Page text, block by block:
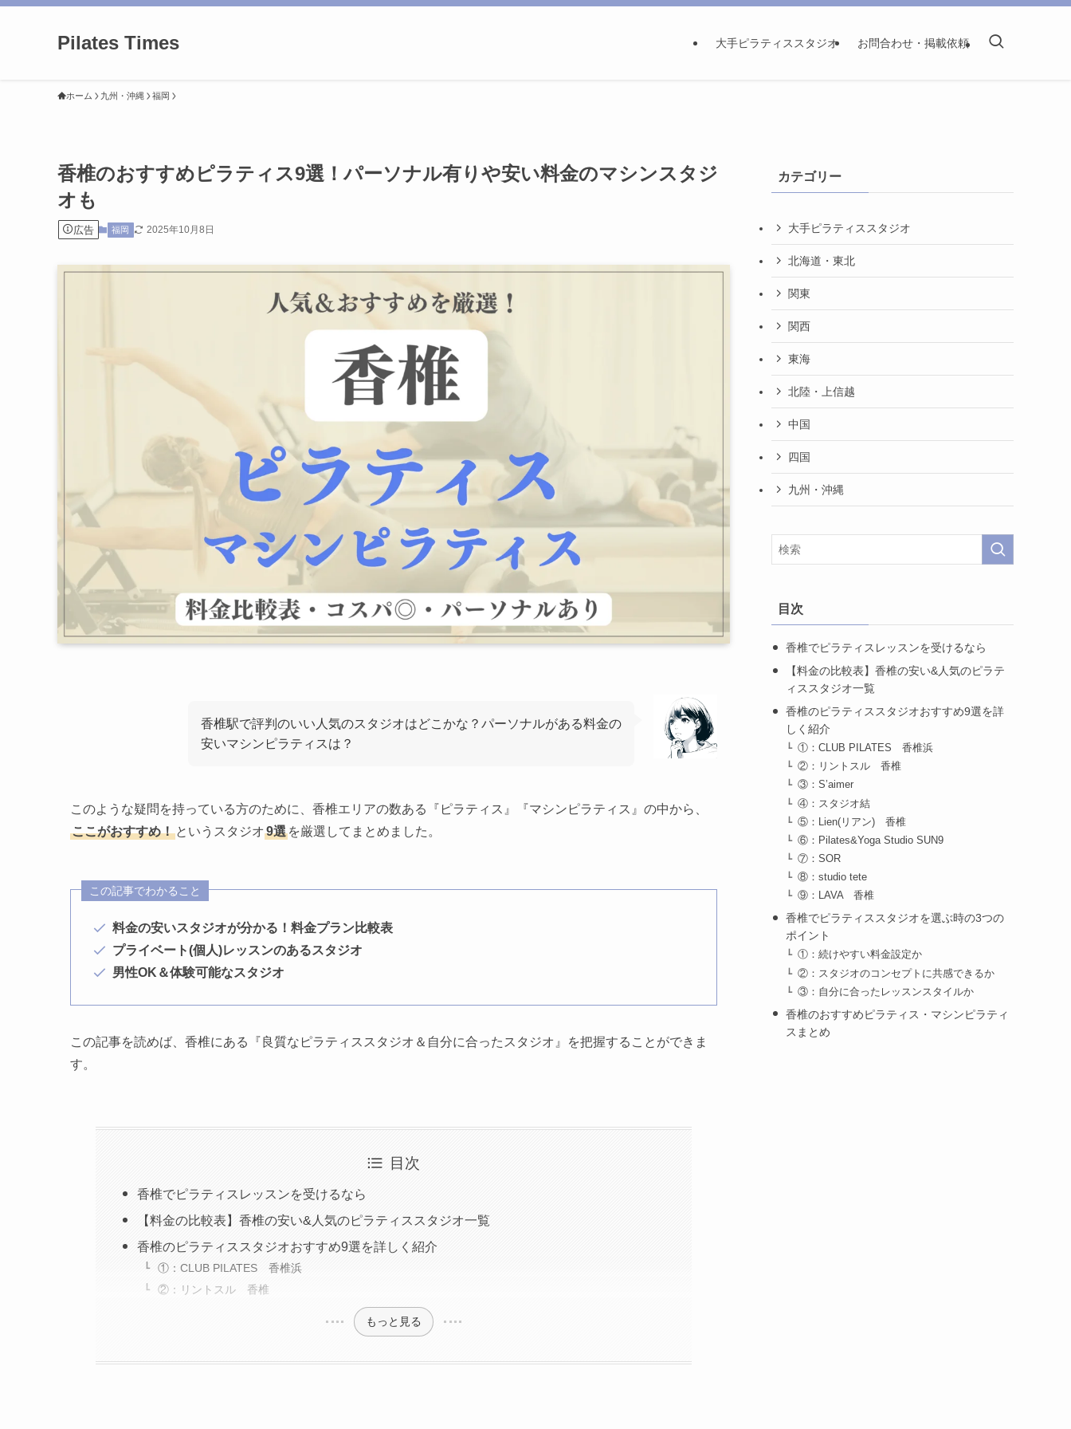
Pilates Times 大手ピラティススタジオ お問合わせ・掲載依頼
ホーム 九州・沖縄 福岡
香椎のおすすめピラティス9選！パーソナル有りや安い料金のマシンスタジ
オも
広告 福岡 2025年10月8日
香椎駅で評判のいい人気のスタジオはどこかな？パーソナルがある料金の
安いマシンピラティスは？
このような疑問を持っている方のために、香椎エリアの数ある『ピラティス』『マシンピラティス』の中から、
ここがおすすめ！ というスタジオ 9選 を厳選してまとめました。
この記事でわかること
料金の安いスタジオが分かる！料金プラン比較表
プライベート(個人)レッスンのあるスタジオ
男性OK＆体験可能なスタジオ
この記事を読めば、香椎にある『良質なピラティススタジオ＆自分に合ったスタジオ』を把握することができま
す。
目次
香椎でピラティスレッスンを受けるなら
【料金の比較表】香椎の安い&人気のピラティススタジオ一覧
香椎のピラティススタジオおすすめ9選を詳しく紹介
①：CLUB PILATES 香椎浜
②：リントスル 香椎
もっと見る
カテゴリー
大手ピラティススタジオ
北海道・東北
関東
関西
東海
北陸・上信越
中国
四国
九州・沖縄
目次
香椎でピラティスレッスンを受けるなら
【料金の比較表】香椎の安い&人気のピラテ
ィススタジオ一覧
香椎のピラティススタジオおすすめ9選を詳
しく紹介
①：CLUB PILATES 香椎浜
②：リントスル 香椎
③：S’aimer
④：スタジオ結
⑤：Lien(リアン) 香椎
⑥：Pilates&Yoga Studio SUN9
⑦：SOR
⑧：studio tete
⑨：LAVA 香椎
香椎でピラティススタジオを選ぶ時の3つの
ポイント
①：続けやすい料金設定か
②：スタジオのコンセプトに共感できるか
③：自分に合ったレッスンスタイルか
香椎のおすすめピラティス・マシンピラティ
スまとめ